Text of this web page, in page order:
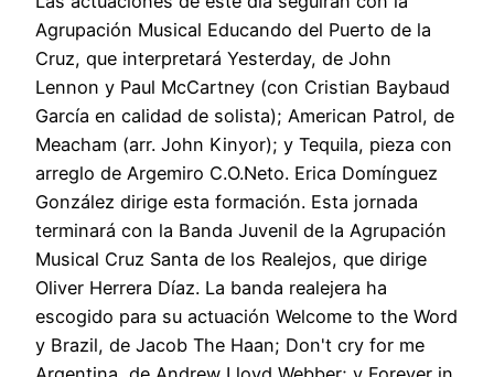
Agrupación Musical Educando del Puerto de la
Cruz, que interpretará Yesterday, de John
Lennon y Paul McCartney (con Cristian Baybaud
García en calidad de solista); American Patrol, de
Meacham (arr. John Kinyor); y Tequila, pieza con
arreglo de Argemiro C.O.Neto. Erica Domínguez
González dirige esta formación. Esta jornada
terminará con la Banda Juvenil de la Agrupación
Musical Cruz Santa de los Realejos, que dirige
Oliver Herrera Díaz. La banda realejera ha
escogido para su actuación Welcome to the Word
y Brazil, de Jacob The Haan; Don't cry for me